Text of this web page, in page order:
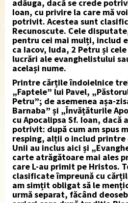
adăuga, dacă se crede
Ioan, cu privire la care mă
potrivit. Acestea sunt
Recunoscute. Cele
pentru cei mai mulți, includ
ca Iacov, Iuda, 2 Petru și
lucrări ale evanghelistului
același nume.
Printre cărțile îndoielnice
„Faptele” lui Pavel,
Petru”; de asemenea așa-
Barnaba” și „Învățăturile
cu Apocalipsa Sf. Ioan, dacă
potrivit: după cum am spus
resping, alții o includ
Unii au inclus aici și
carte atrăgătoare mai ales
care L-au primit pe Hristos.
clasificate împreună cu
am simțit obligat să le
urmă separat, făcând